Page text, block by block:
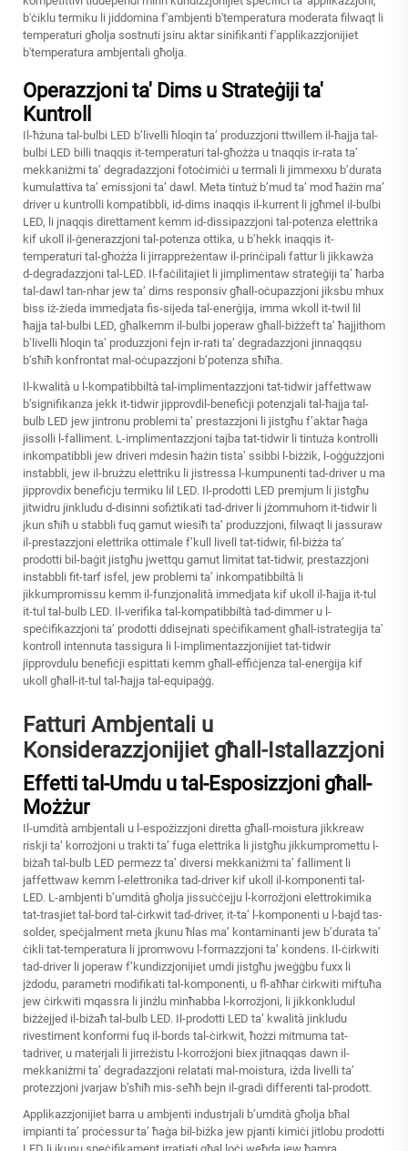
b'ċiklu termiku li jiddomina f'ambjenti b'temperatura moderata filwaqt li
temperaturi għolja sostnuti jsiru aktar sinifikanti f'applikazzjonijiet
b'temperatura ambjentali għolja.
Operazzjoni ta' Dims u Strateġiji ta'
Kuntroll
Il-ħżuna tal-bulbi LED b’livelli ħloqin ta’ produzzjoni ttwillem il-ħajja tal-
bulbi LED billi tnaqqis it-temperaturi tal-għożża u tnaqqis ir-rata ta’
mekkaniżmi ta’ degradazzjoni fotoċimiċi u termali li jimmexxu b’durata
kumulattiva ta’ emissjoni ta’ dawl. Meta tintuż b’mud ta’ mod ħażin ma’
driver u kuntrolli kompatibbli, id-dims inaqqis il-kurrent li jgħmel il-bulbi
LED, li jnaqqis direttament kemm id-dissipazzjoni tal-potenza elettrika
kif ukoll il-ġenerazzjoni tal-potenza ottika, u b’hekk inaqqis it-
temperaturi tal-għożża li jirrappreżentaw il-prinċipali fattur li jikkawża
d-degradazzjoni tal-LED. Il-faċilitajiet li jimplimentaw strateġiji ta’ ħarba
tal-dawl tan-nhar jew ta’ dims responsiv għall-oċupazzjoni jiksbu mhux
biss iż-żieda immedjata fis-sijeda tal-enerġija, imma wkoll it-twil lil
ħajja tal-bulbi LED, għalkemm il-bulbi joperaw għall-biżżeft ta’ ħajjithom
b’livelli ħloqin ta’ produzzjoni fejn ir-rati ta’ degradazzjoni jinnaqqsu
b’sħiħ konfrontat mal-oċupazzjoni b’potenza sħiħa.
Il-kwalità u l-kompatibbiltà tal-implimentazzjoni tat-tidwir jaffettwaw
b’signifikanza jekk it-tidwir jipprovdil-benefiċji potenzjali tal-ħajja tal-
bulb LED jew jintronu problemi ta’ prestazzjoni li jistgħu f’aktar ħaġa
jissolli l-falliment. L-implimentazzjoni tajba tat-tidwir li tintuża kontrolli
inkompatibbli jew driveri mdesin ħażin tista’ ssibbi l-biżżik, l-oġġużzjoni
instabbli, jew il-brużzu elettriku li jistressa l-kumpunenti tad-driver u ma
jipprovdix benefiċju termiku lil LED. Il-prodotti LED premjum li jistgħu
jitwidru jinkludu d-disinni sofiżtikati tad-driver li jżommuhom it-tidwir li
jkun sħiħ u stabbli fuq gamut wiesiħ ta’ produzzjoni, filwaqt li jassuraw
il-prestazzjoni elettrika ottimale f’kull livell tat-tidwir, fil-biżża ta’
prodotti bil-baġit jistgħu jwettqu gamut limitat tat-tidwir, prestazzjoni
instabbli fit-tarf isfel, jew problemi ta’ inkompatibbiltà li
jikkumpromissu kemm il-funzjonalità immedjata kif ukoll il-ħajja it-tul
it-tul tal-bulb LED. Il-verifika tal-kompatibbiltà tad-dimmer u l-
speċifikazzjoni ta’ prodotti ddisejnati speċifikament għall-istrategija ta’
kontroll intennuta tassigura li l-implimentazzjonijiet tat-tidwir
jipprovdulu benefiċji espittati kemm għall-effiċjenza tal-enerġija kif
ukoll għall-it-tul tal-ħajja tal-equipaġġ.
Fatturi Ambjentali u
Konsiderazzjonijiet għall-Istallazzjoni
Effetti tal-Umdu u tal-Esposizzjoni għall-
Możżur
Il-umdità ambjentali u l-espożizzjoni diretta għall-moistura jikkreaw
riskji ta’ korrożjoni u trakti ta’ fuga elettrika li jistgħu jikkumpromettu l-
biżaħ tal-bulb LED permezz ta’ diversi mekkaniżmi ta’ falliment li
jaffettwaw kemm l-elettronika tad-driver kif ukoll il-komponenti tal-
LED. L-ambjenti b’umdità għolja jissuċċejju l-korrożjoni elettrokimika
tat-trasjiet tal-bord tal-ċirkwit tad-driver, it-ta’ l-komponenti u l-bajd tas-
solder, speċjalment meta jkunu ħlas ma’ kontaminanti jew b’durata ta’
ċikli tat-temperatura li jpromwovu l-formazzjoni ta’ kondens. Il-ċirkwiti
tad-driver li joperaw f’kundizzjonijiet umdi jistgħu jweġġbu fuxx li
jżdodu, parametri modifikati tal-komponenti, u fl-aħħar ċirkwiti miftuħa
jew ċirkwiti mqassra li jinżlu minħabba l-korrożjoni, li jikkonkludul
biżżejjed il-biżaħ tal-bulb LED. Il-prodotti LED ta’ kwalità jinkludu
rivestiment konformi fuq il-bords tal-ċirkwit, ħożzi mitmuma tat-
tadriver, u materjali li jirreżistu l-korrożjoni biex jitnaqqas dawn il-
mekkaniżmi ta’ degradazzjoni relatati mal-moistura, iżda livelli ta’
protezzjoni jvarjaw b’sħiħ mis-seħħ bejn il-gradi differenti tal-prodott.
Applikazzjonijiet barra u ambjenti industrjali b’umdità għolja bħal
impianti ta’ proċessur ta’ ħaġa bil-biżka jew pjanti kimiċi jitlobu prodotti